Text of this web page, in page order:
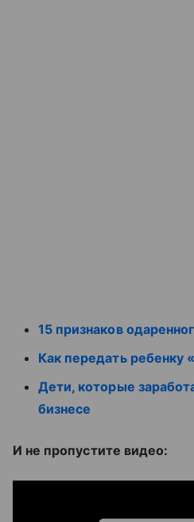
15 признаков
Как передать ребенку
Дети, которые
бизнесе
И не пропустите видео: